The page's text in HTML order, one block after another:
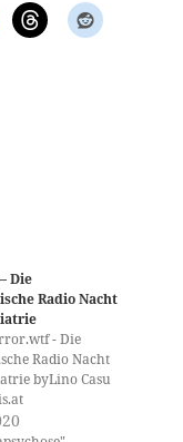
Die
Radio Nacht
- Die
Radio Nacht
byLino Casu